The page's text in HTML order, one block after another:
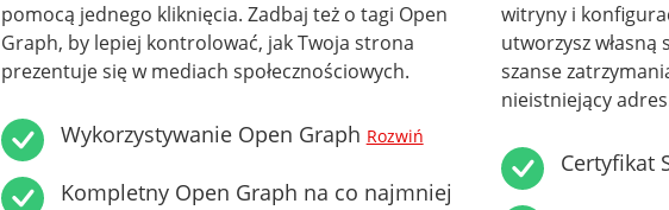
pomocą jednego kliknięcia. Zadbaj też o tagi Open
Graph, by lepiej kontrolować, jak Twoja strona
prezentuje się w mediach społecznościowych.
Wykorzystywanie Open Graph Rozwiń
Kompletny Open Graph na co najmniej
witryny i
utworzysz własną
szanse
nieistniejący
Certyfikat